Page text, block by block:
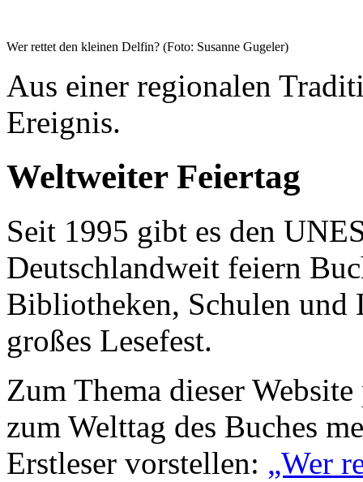
Wer rettet den kleinen Delfin? (Foto: Susanne Gugeler)
Aus einer regionalen
Ereignis.
Weltweiter Feiertag
Seit 1995 gibt es den
Deutschlandweit feiern
Bibliotheken, Schulen und
großes Lesefest.
Zum Thema dieser
zum Welttag des Buches
Erstleser vorstellen: „Wer